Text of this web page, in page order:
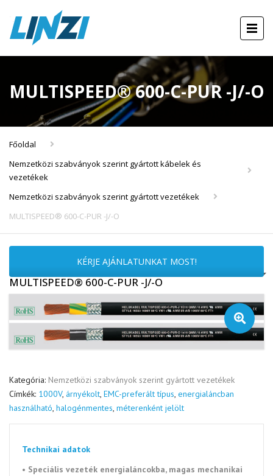
MULTISPEED® 600-C-PUR -J/-O
Főoldal
Nemzetközi szabványok szerint gyártott kábelek és
vezetékek
Nemzetközi szabványok szerint gyártott vezetékek
MULTISPEED® 600-C-PUR -J/-O
KÉRJE AJÁNLATUNKAT MOST!
MULTISPEED® 600-C-PUR -J/-O
🔍
Kategória: Nemzetközi szabványok szerint gyártott vezetékek
Címkék: 1000V, árnyékolt, EMC-preferált típus, energialáncban
használható, halogénmentes, méterenként jelölt
Technikai adatok
• Speciális vezeték energialáncokba, magas mechanikai